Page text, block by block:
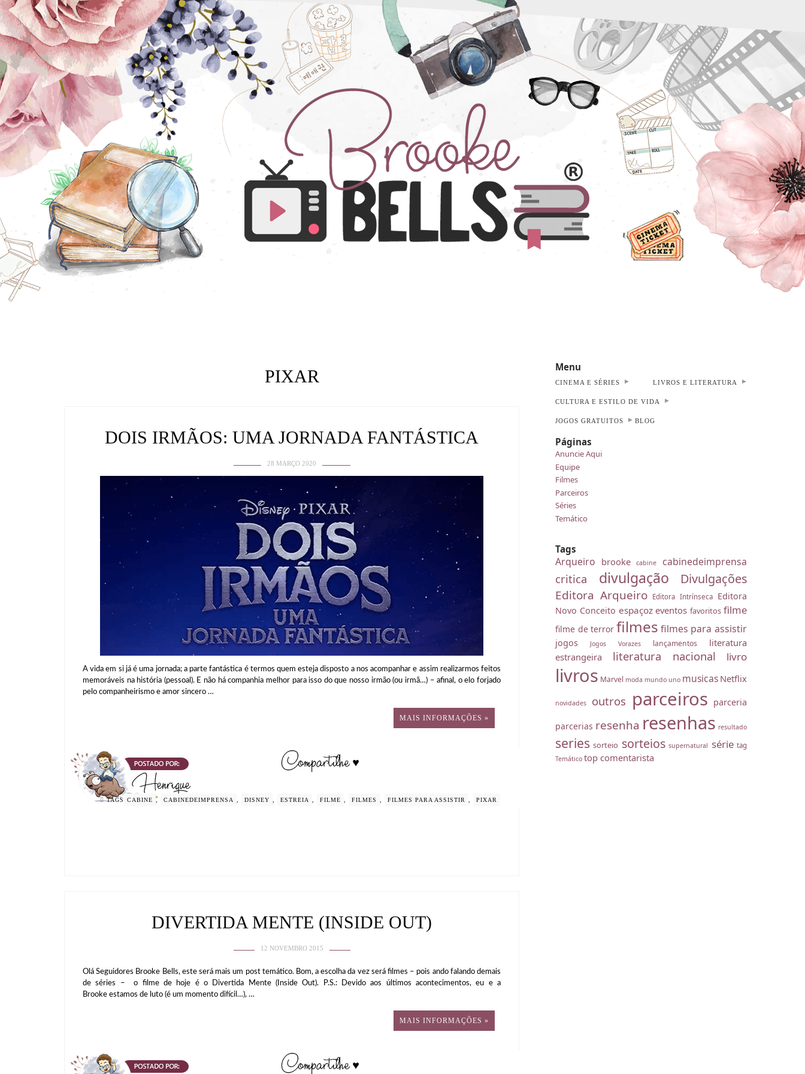
PIXAR
DOIS IRMÃOS: UMA JORNADA FANTÁSTICA
28 MARÇO 2020
A vida em si já é uma jornada; a parte fantástica é termos quem esteja disposto a nos acompanhar e assim realizarmos feitos
memoráveis na história (pessoal). E não há companhia melhor para isso do que nosso irmão (ou irmã…) – afinal, o elo forjado
pelo companheirismo e amor sincero …
MAIS INFORMAÇÕES »
TAGS CABINE , CABINEDEIMPRENSA , DISNEY , ESTREIA , FILME , FILMES , FILMES PARA ASSISTIR , PIXAR
DIVERTIDA MENTE (INSIDE OUT)
12 NOVEMBRO 2015
Olá Seguidores Brooke Bells, este será mais um post temático. Bom, a escolha da vez será filmes – pois ando falando demais
de séries – o filme de hoje é o Divertida Mente (Inside Out). P.S.: Devido aos últimos acontecimentos, eu e a
Brooke estamos de luto (é um momento difícil…), …
MAIS INFORMAÇÕES »
Menu
CINEMA E SÉRIES LIVROS E LITERATURA
CULTURA E ESTILO DE VIDA
JOGOS GRATUITOS BLOG
Páginas
Anuncie Aqui
Equipe
Filmes
Parceiros
Séries
Temático
Tags
Arqueiro brooke cabine cabinedeimprensa
critica divulgação Divulgações
Editora Arqueiro Editora Intrínseca Editora
Novo Conceito espaçoz eventos favoritos filme
filme de terror filmes filmes para assistir
jogos Jogos Vorazes lançamentos
literatura
estrangeira
literatura nacional livro
livros Marvel moda mundo uno musicas Netflix
novidades outros parceiros parceria
parcerias resenha resenhas resultado
series sorteio sorteios supernatural série tag
Temático top comentarista